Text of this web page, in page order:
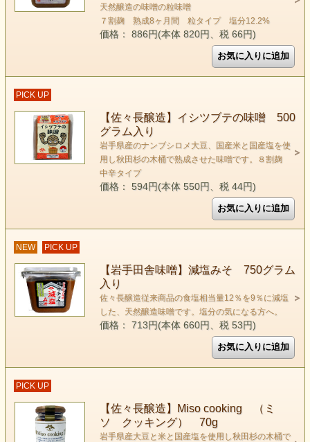
天然醸造の味噌の粒味噌
７割麹 熟成8ヶ月間 粒タイプ 塩分12.2%
価格： 886円(本体 820円、税 66円)
PICK UP
【佐々長醸造】イシツブテの味噌 500
グラム入り
岩手県産のナンブシロメ大豆、国産米と国産塩を使
用し秋田杉の木桶で熟成させた味噌です。８割麹
中辛タイプ
価格： 594円(本体 550円、税 44円)
NEW PICK UP
【岩手田舎味噌】減塩みそ 750グラム
入り
佐々長醸造従来商品の食塩相当量12％を9％に減塩
した、天然醸造味噌です。塩分の気になる方へ。
価格： 713円(本体 660円、税 53円)
PICK UP
【佐々長醸造】Miso cooking （ミ
ソ クッキング） 70g
岩手県産大豆と米と国産塩を使用し秋田杉の木桶で